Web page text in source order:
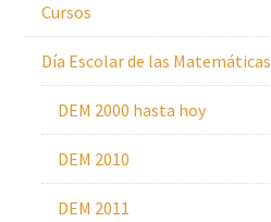
Cursos
Día Escolar de las Matemáticas
DEM 2000 hasta hoy
DEM 2010
DEM 2011